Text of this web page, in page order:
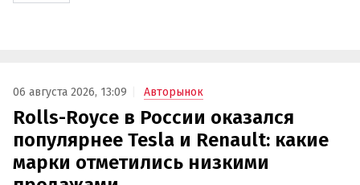
06 августа 2026, 13:09 Авторынок
Rolls-Royce в России оказался
популярнее Tesla и Renault: какие
марки отметились низкими